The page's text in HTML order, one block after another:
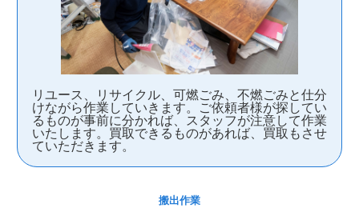
リユース、リサイクル、可燃ごみ、不燃ごみと仕分
けながら作業していきます。ご依頼者様が探してい
るものが事前に分かれば、スタッフが注意して作業
いたします。買取できるものがあれば、買取もさせ
ていただきます。
搬出作業